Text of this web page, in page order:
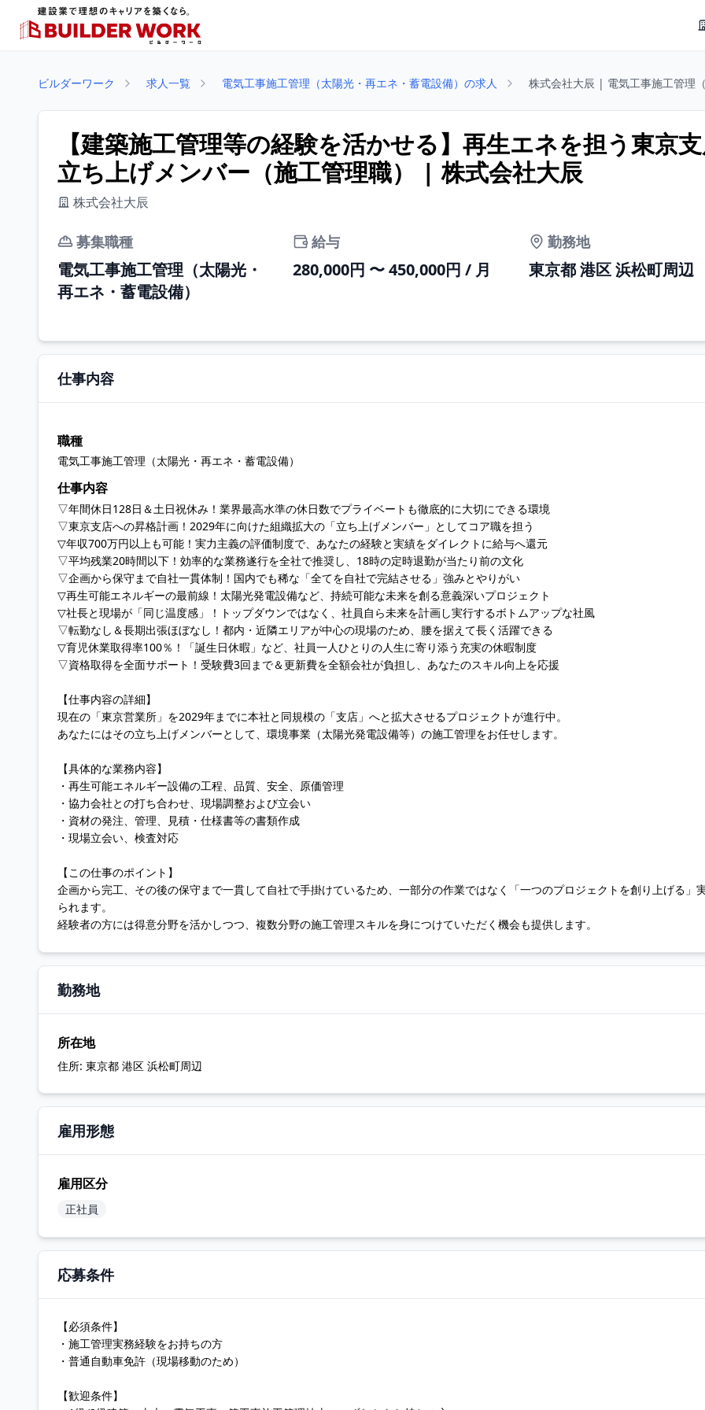
ビルダーワーク 求人一覧 電気工事施工管理（太陽光・再エネ・蓄電設備）の求人 株式会社大辰 | 電気工事施工管理
【建築施工管理等の経験を活かせる】再生エネを担う東京
立ち上げメンバー（施工管理職） | 株式会社大辰
株式会社大辰
募集職種
電気工事施工管理（太陽光・
再エネ・蓄電設備）
給与
280,000円 〜 450,000円 / 月
勤務地
東京都 港区 浜松町周辺
仕事内容
職種
電気工事施工管理（太陽光・再エネ・蓄電設備）
仕事内容
▽年間休日128日＆土日祝休み！業界最高水準の休日数でプライベートも徹底的に大切にできる環境
▽東京支店への昇格計画！2029年に向けた組織拡大の「立ち上げメンバー」としてコア職を担う
▽年収700万円以上も可能！実力主義の評価制度で、あなたの経験と実績をダイレクトに給与へ還元
▽平均残業20時間以下！効率的な業務遂行を全社で推奨し、18時の定時退勤が当たり前の文化
▽企画から保守まで自社一貫体制！国内でも稀な「全てを自社で完結させる」強みとやりがい
▽再生可能エネルギーの最前線！太陽光発電設備など、持続可能な未来を創る意義深いプロジェクト
▽社長と現場が「同じ温度感」！トップダウンではなく、社員自ら未来を計画し実行するボトムアップな社風
▽転勤なし＆長期出張ほぼなし！都内・近隣エリアが中心の現場のため、腰を据えて長く活躍できる
▽育児休業取得率100％！「誕生日休暇」など、社員一人ひとりの人生に寄り添う充実の休暇制度
▽資格取得を全面サポート！受験費3回まで＆更新費を全額会社が負担し、あなたのスキル向上を応援
【仕事内容の詳細】
現在の「東京営業所」を2029年までに本社と同規模の「支店」へと拡大させるプロジェクトが進行中。
あなたにはその立ち上げメンバーとして、環境事業（太陽光発電設備等）の施工管理をお任せします。
【具体的な業務内容】
・再生可能エネルギー設備の工程、品質、安全、原価管理
・協力会社との打ち合わせ、現場調整および立会い
・資材の発注、管理、見積・仕様書等の書類作成
・現場立会い、検査対応
【この仕事のポイント】
企画から完工、その後の保守まで一貫して自社で手掛けているため、一部分の作業ではなく「一つのプロジェクトを創り上げる」
られます。
経験者の方には得意分野を活かしつつ、複数分野の施工管理スキルを身につけていただく機会も提供します。
勤務地
所在地
住所: 東京都 港区 浜松町周辺
雇用形態
雇用区分
正社員
応募条件
【必須条件】
・施工管理実務経験をお持ちの方
・普通自動車免許（現場移動のため）
【歓迎条件】